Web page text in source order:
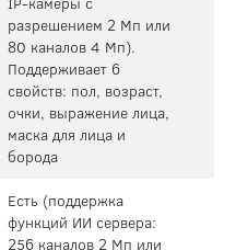
разрешением 2 Мп или
80 каналов 4 Мп).
Поддерживает 6
свойств: пол, возраст,
очки, выражение лица,
маска для лица и
борода
Есть (поддержка
функций ИИ сервера:
256 каналов 2 Мп или